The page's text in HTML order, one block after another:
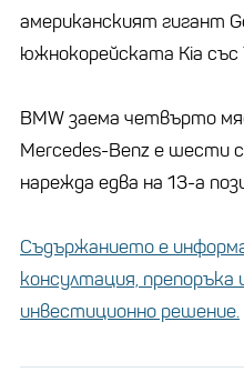
американският гигант
южнокорейската Kia със
BMW заема четвърто
Mercedes-Benz е шести
нарежда едва на 13-а
Съдържанието е
консултация, препоръка
инвестиционно решение.